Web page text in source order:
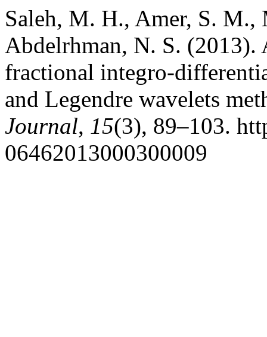
Saleh, M. H., Amer, S.
Abdelrhman, N. S.
fractional integro-
and Legendre wavelets
Journal, 15(3), 89–103.
06462013000300009